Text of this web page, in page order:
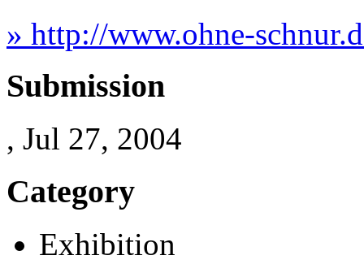
» http://www.ohne-
Submission
, Jul 27, 2004
Category
Exhibition